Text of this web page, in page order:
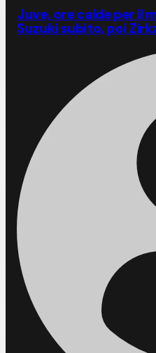
Juve, ore calde per il
Suzuki subito, poi